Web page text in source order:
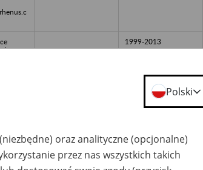
1999-2013
05-830
tel.
Polski
oraz analityczne (opcjonalne)
przez nas wszystkich takich